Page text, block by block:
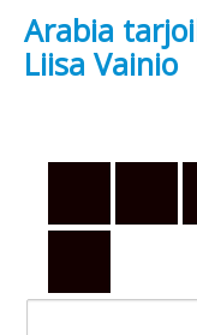
Arabia
Liisa Vainio